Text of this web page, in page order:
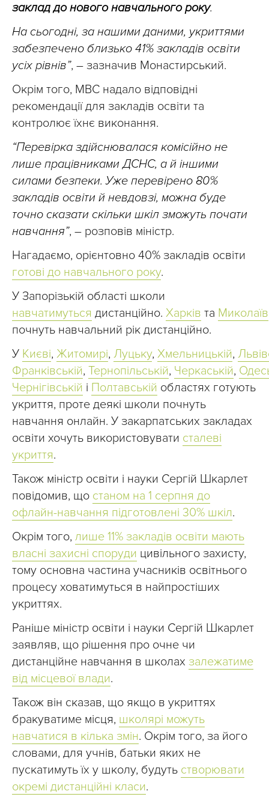
заклад до нового навчального року.
На сьогодні, за нашими даними, укриттями
забезпечено близько 41% закладів освіти
усіх рівнів”, – зазначив Монастирський.
Окрім того, МВС надало відповідні
рекомендації для закладів освіти та
контролює їхнє виконання.
“Перевірка здійснювалася комісійно не
лише працівниками ДСНС, а й іншими
силами безпеки. Уже перевірено 80%
закладів освіти й невдовзі, можна буде
точно сказати скільки шкіл зможуть почати
навчання”, – розповів міністр.
Нагадаємо, орієнтовно 40% закладів освіти
готові до навчального року.
У Запорізькій області школи
навчатимуться дистанційно. Харків та Миколаїв
почнуть навчальний рік дистанційно.
У Києві, Житомирі, Луцьку, Хмельницькій,
Франківській, Тернопільській, Черкаській,
Чернігівській і Полтавській областях готують
укриття, проте деякі школи почнуть
навчання онлайн. У закарпатських закладах
освіти хочуть використовувати сталеві
укриття.
Також міністр освіти і науки Сергій Шкарлет
повідомив, що станом на 1 серпня до
офлайн-навчання підготовлені 30% шкіл.
Окрім того, лише 11% закладів освіти мають
власні захисні споруди цивільного захисту,
тому основна частина учасників освітнього
процесу ховатимуться в найпростіших
укриттях.
Раніше міністр освіти і науки Сергій Шкарлет
заявляв, що рішення про очне чи
дистанційне навчання в школах залежатиме
від місцевої влади.
Також він сказав, що якщо в укриттях
бракуватиме місця, школярі можуть
навчатися в кілька змін. Окрім того, за його
словами, для учнів, батьки яких не
пускатимуть їх у школу, будуть створювати
окремі дистанційні класи.